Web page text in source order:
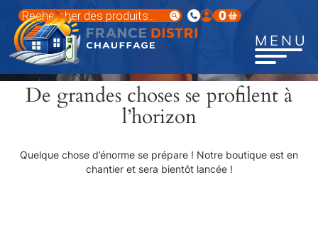
contenu
principal
Recherche
de
produits
0
MENU
De grandes choses se profilent à
l’horizon
Quelque chose d’énorme se prépare ! Notre boutique est en
chantier et sera bientôt lancée !